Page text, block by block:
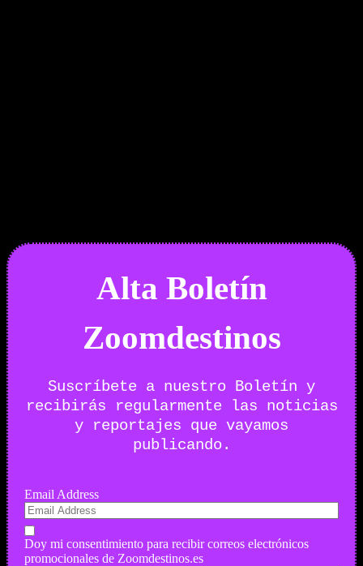
Alta Boletín
Zoomdestinos
Suscríbete a nuestro Boletín y
recibirás regularmente las noticias
y reportajes que vayamos
publicando.
Email Address
Doy mi consentimiento para recibir correos electrónicos
promocionales de Zoomdestinos.es